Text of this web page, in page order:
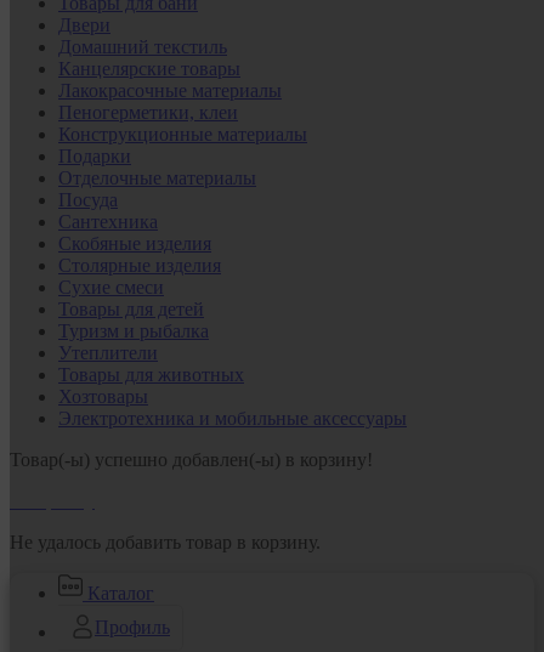
Двери
Домашний текстиль
Канцелярские товары
Лакокрасочные материалы
Пеногерметики, клеи
Конструкционные материалы
Подарки
Отделочные материалы
Посуда
Сантехника
Скобяные изделия
Столярные изделия
Сухие смеси
Товары для детей
Туризм и рыбалка
Утеплители
Товары для животных
Хозтовары
Электротехника и мобильные аксессуары
Товар(-ы) успешно добавлен(-ы) в корзину!
Не удалось добавить товар в корзину.
Каталог
Профиль